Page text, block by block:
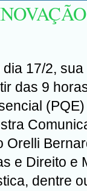
17/2,
das 9
Orelli
e Direito e
dentre